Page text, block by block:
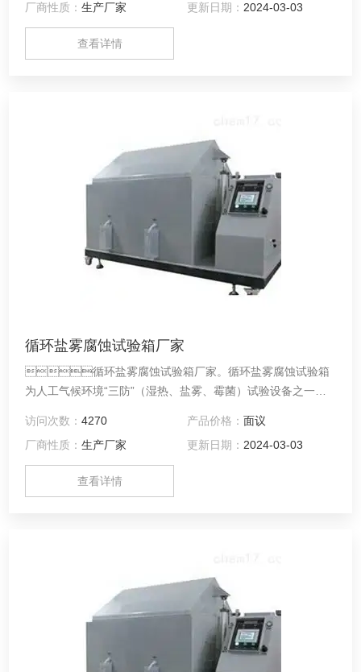
基本参数检定方法》的要求。该盐雾腐蚀试验箱可按
GB/T2423.17《电子电工产品基本环境试验规程试验Ka：盐雾
试验方法》，用于中性盐雾试验，也可用于醋酸盐雾试验。
厂商性质：生产厂家 更新日期： 2024-03-03
查看详情
循环盐雾腐蚀试验箱厂家
循环盐雾腐蚀试验箱厂家。循环盐雾腐蚀试验箱
为人工气候环境“三防”（湿热、盐雾、霉菌）试验设备之一，
性和可靠性的一种重要试验设备。性能指标符合
GB/T5170.8《电工电子产品环境试验设备基本参数检定方法》
的要求。该盐雾腐蚀试验箱可按GB/T2423.17《电子电工产品
基本环境试验规程试验Ka：盐雾试验方法》，用于中性盐雾试
访问次数：4270 产品价格： 面议
厂商性质：生产厂家 更新日期： 2024-03-03
查看详情